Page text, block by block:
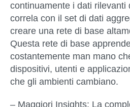
continuamente i dati rilevanti
correla con il set di dati
creare una rete di base
Questa rete di base
costantemente man mano
dispositivi, utenti e
che gli ambienti cambiano.
– Maggiori Insights: La